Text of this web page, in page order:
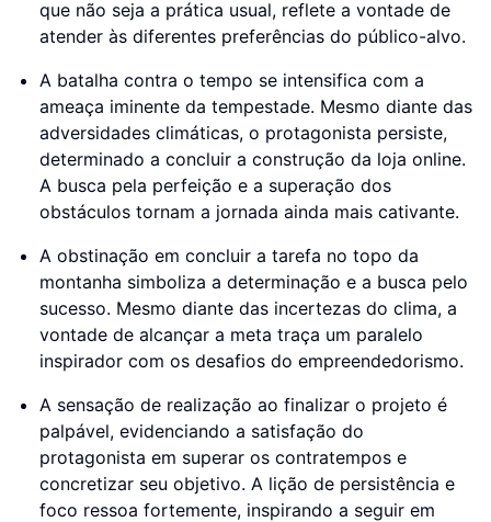
que não seja a prática usual, reflete a vontade de
atender às diferentes preferências do público-alvo.
A batalha contra o tempo se intensifica com a
ameaça iminente da tempestade. Mesmo diante das
adversidades climáticas, o protagonista persiste,
determinado a concluir a construção da loja online.
A busca pela perfeição e a superação dos
obstáculos tornam a jornada ainda mais cativante.
A obstinação em concluir a tarefa no topo da
montanha simboliza a determinação e a busca pelo
sucesso. Mesmo diante das incertezas do clima, a
vontade de alcançar a meta traça um paralelo
inspirador com os desafios do empreendedorismo.
A sensação de realização ao finalizar o projeto é
palpável, evidenciando a satisfação do
protagonista em superar os contratempos e
concretizar seu objetivo. A lição de persistência e
foco ressoa fortemente, inspirando a seguir em